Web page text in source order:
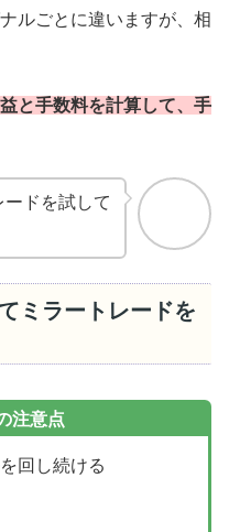
ルごとに違いますが、相
と手数料を計算して、手
ドを試して
ミラートレードを
注意点
回し続ける